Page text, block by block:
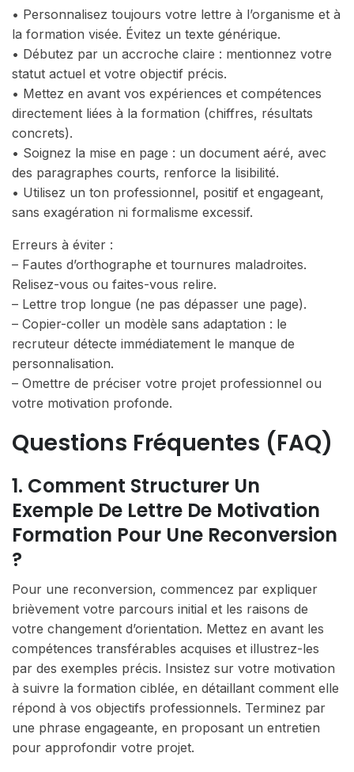
• Personnalisez toujours votre lettre à l’organisme et à
la formation visée. Évitez un texte générique.
• Débutez par un accroche claire : mentionnez votre
statut actuel et votre objectif précis.
• Mettez en avant vos expériences et compétences
directement liées à la formation (chiffres, résultats
concrets).
• Soignez la mise en page : un document aéré, avec
des paragraphes courts, renforce la lisibilité.
• Utilisez un ton professionnel, positif et engageant,
sans exagération ni formalisme excessif.
Erreurs à éviter :
– Fautes d’orthographe et tournures maladroites.
Relisez-vous ou faites-vous relire.
– Lettre trop longue (ne pas dépasser une page).
– Copier-coller un modèle sans adaptation : le
recruteur détecte immédiatement le manque de
personnalisation.
– Omettre de préciser votre projet professionnel ou
votre motivation profonde.
Questions Fréquentes (FAQ)
1. Comment Structurer Un
Exemple De Lettre De Motivation
Formation Pour Une Reconversion
?
Pour une reconversion, commencez par expliquer
brièvement votre parcours initial et les raisons de
votre changement d’orientation. Mettez en avant les
compétences transférables acquises et illustrez-les
par des exemples précis. Insistez sur votre motivation
à suivre la formation ciblée, en détaillant comment elle
répond à vos objectifs professionnels. Terminez par
une phrase engageante, en proposant un entretien
pour approfondir votre projet.